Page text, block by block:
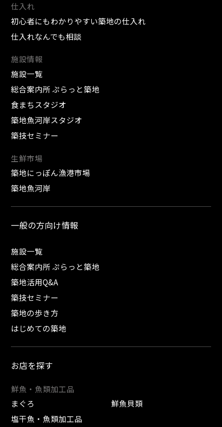
仕入れ
初心者にもわかりやすい築地の仕入れ
仕入れなんでも相談
施設情報
施設一覧
総合案内所 ぷらっと築地
食まちスタジオ
築地魚河岸スタジオ
築技セミナー
生鮮市場
築地にっぽん漁港市場
築地魚河岸
一般の方向け情報
施設一覧
総合案内所 ぷらっと築地
築地活用Q&A
築技セミナー
築地の歩き方
はじめての築地
お店を探す
鮮魚・魚類加工品
まぐろ
鮮魚貝類
塩干魚・魚類加工品